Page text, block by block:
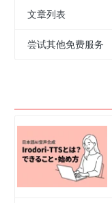
文章列表
尝试其他免费服务